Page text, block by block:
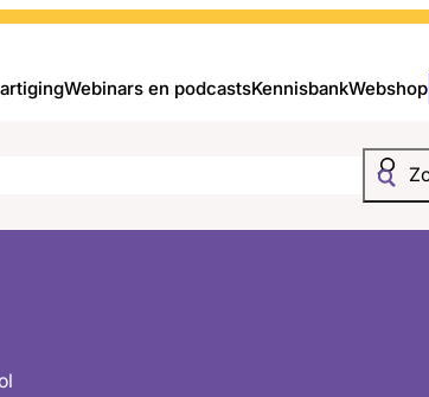
Webinars en podcastsKennisbankWebshop
Zoeken